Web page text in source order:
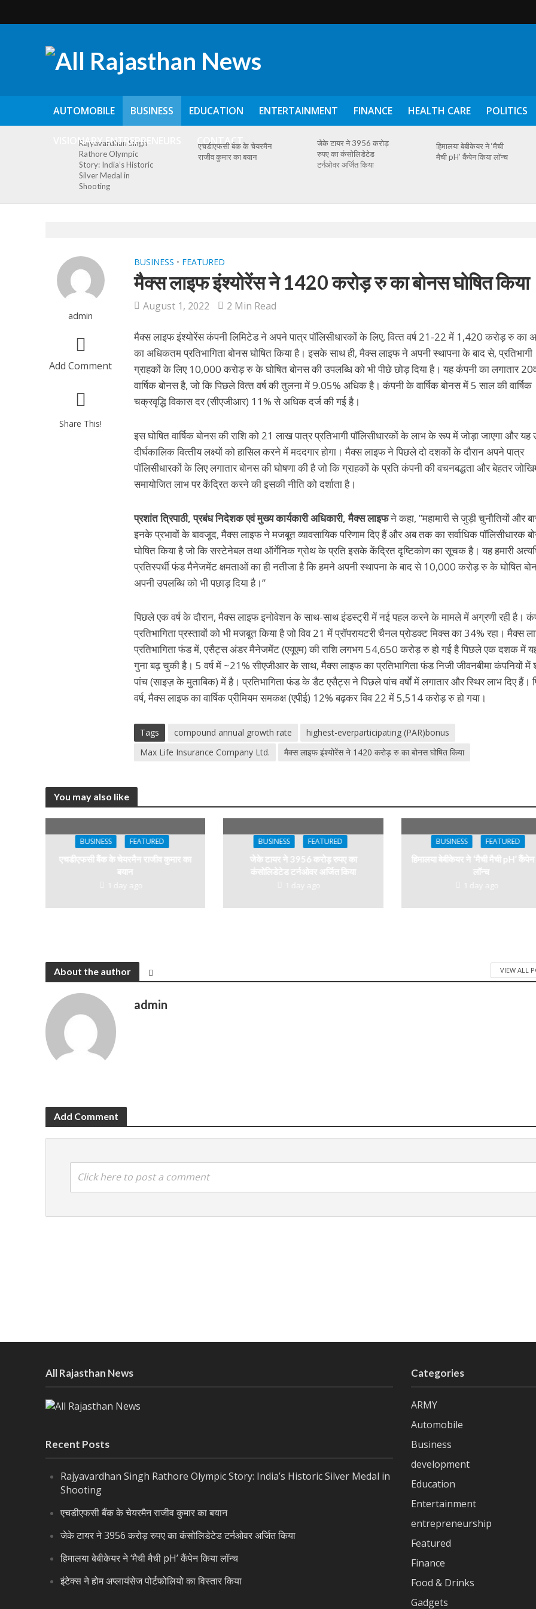
AUTOMOBILE BUSINESS EDUCATION ENTERTAINMENT FINANCE HEALTH CARE POLITICS
VISIONARY ENTREPRENEURS CONTACT
Rajyavardhan Singh
Rathore Olympic
Story: India’s Historic
Silver Medal in
Shooting
एचडीएफसी बैंक के चेयरमैन
राजीव कुमार का बयान
जेके टायर ने 3956 करोड़
रुपए का कंसोलिडेटेड
टर्नओवर अर्जित किया
हिमालया बेबीकेयर ने ‘मैची
मैची pH’ कैंपेन किया लॉन्च
admin
Add Comment
Share This!
BUSINESS • FEATURED
मैक्‍स लाइफ इंश्‍योरेंस ने 1420 करोड़ रु का बोनस घोषित किया
August 1, 2022 2 Min Read
मैक्‍स लाइफ इंश्‍योरेंस कंपनी लिमिटेड ने अपने पात्र पॉलिसीधारकों के लिए, वित्‍त वर्ष 21-22 में 1,420 करोड़ रु का
का अधिकतम प्रतिभागिता बोनस घोषित किया है। इसके साथ ही, मैक्‍स लाइफ ने अपनी स्‍थापना के बाद से, प्रतिभागी
ग्राहकों के लिए 10,000 करोड़ रु के घोषित बोनस की उपलब्धि को भी पीछे छोड़ दिया है। यह कंपनी का लगातार
वार्षिक बोनस है, जो कि पिछले वित्‍त वर्ष की तुलना में 9.05% अधिक है। कंपनी के वार्षिक बोनस में 5 साल की वार्षिक
चक्रवृद्धि विकास दर (सीएजीआर) 11% से अधिक दर्ज की गई है।
इस घोषित वार्षिक बोनस की राशि को 21 लाख पात्र प्रतिभागी पॉलिसीधारकों के लाभ के रूप में जोड़ा जाएगा और
दीर्घकालिक वित्‍तीय लक्ष्‍यों को हासिल करने में मददगार होगा। मैक्‍स लाइफ ने पिछले दो दशकों के दौरान अपने पात्र
पॉलिसीधारकों के लिए लगातार बोनस की घोषणा की है जो कि ग्राहकों के प्रति कंपनी की वचनबद्धता और बेहतर
समायोजित लाभ पर केंद्रित करने की इसकी नीति को दर्शाता है।
प्रशांत त्रिपाठी, प्रबंध निदेशक एवं मुख्‍य कार्यकारी अधिकारी, मैक्‍स लाइफने कहा, ”महामारी से जुड़ी चुनौतियों और
इनके प्रभावों के बावजूद, मैक्‍स लाइफ ने मजबूत व्‍यावसायिक परिणाम दिए हैं और अब तक का सर्वाधिक पॉलिसीधारक
घोषित किया है जो कि सस्‍टेनेबल तथा ऑर्गेनिक ग्रोथ के प्रति इसके केंद्रित दृष्टिकोण का सूचक है। यह हमारी
प्रतिस्‍पर्धी फंड मैनेजमेंट क्षमताओं का ही नतीजा है कि हमने अपनी स्‍थापना के बाद से 10,000 करोड़ रु के घोषित
अपनी उपलब्धि को भी पछाड़ दिया है।”
पिछले एक वर्ष के दौरान, मैक्‍स लाइफ इनोवेशन के साथ-साथ इंडस्‍ट्री में नई पहल करने के मामले में अग्रणी रही है।
प्रतिभागिता प्रस्‍तावों को भी मजबूत किया है जो विव 21 में प्रॉपरायटरी चैनल प्रोडक्‍ट मिक्‍स का 34% रहा। मैक्‍स
प्रतिभागिता फंड में, एसैट्स अंडर मैनेजमेंट (एयूएम) की राशि लगभग 54,650 करोड़ रु हो गई है पिछले एक दशक में
गुना बढ़ चुकी है। 5 वर्ष में ~21% सीएजीआर के साथ, मैक्‍स लाइफ का प्रतिभागिता फंड निजी जीवनबीमा कंपनियों में
पांच (साइज़ के मुताबिक) में है। प्रतिभागिता फंड के डैट एसैट्स ने पिछले पांच वर्षों में लगातार और स्थिर लाभ दिए हैं।
वर्ष, मैक्‍स लाइफ का वार्षिक प्रीमियम समकक्ष (एपीई) 12% बढ़कर विव 22 में 5,514 करोड़ रु हो गया।
Tags compound annual growth rate
highest-everparticipating (PAR)bonus
Max Life Insurance Company Ltd.
मैक्‍स लाइफ इंश्‍योरेंस ने 1420 करोड़ रु का बोनस घोषित किया
You may also like
BUSINESS FEATURED
एचडीएफसी बैंक के चेयरमैन राजीव कुमार का
बयान
1 day ago
BUSINESS FEATURED
जेके टायर ने 3956 करोड़ रुपए का
कंसोलिडेटेड टर्नओवर अर्जित किया
1 day ago
BUSINESS FEATURED
हिमालया बेबीकेयर ने ‘मैची मैची pH’ कैंपेन
लॉन्च
1 day ago
About the author VIEW ALL
admin
Add Comment
Click here to post a comment
All Rajasthan News
Recent Posts
Rajyavardhan Singh Rathore Olympic Story: India’s Historic Silver Medal in
Shooting
एचडीएफसी बैंक के चेयरमैन राजीव कुमार का बयान
जेके टायर ने 3956 करोड़ रुपए का कंसोलिडेटेड टर्नओवर अर्जित किया
हिमालया बेबीकेयर ने ‘मैची मैची pH’ कैंपेन किया लॉन्च
इंटेक्स ने होम अप्लायंसेज पोर्टफोलियो का विस्तार किया
Categories
ARMY
Automobile
Business
development
Education
Entertainment
entrepreneurship
Featured
Finance
Food & Drinks
Gadgets